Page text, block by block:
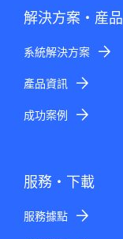
解決方案・産品
系統解決方案
產品資訊
成功案例
服務・下載
服務據點